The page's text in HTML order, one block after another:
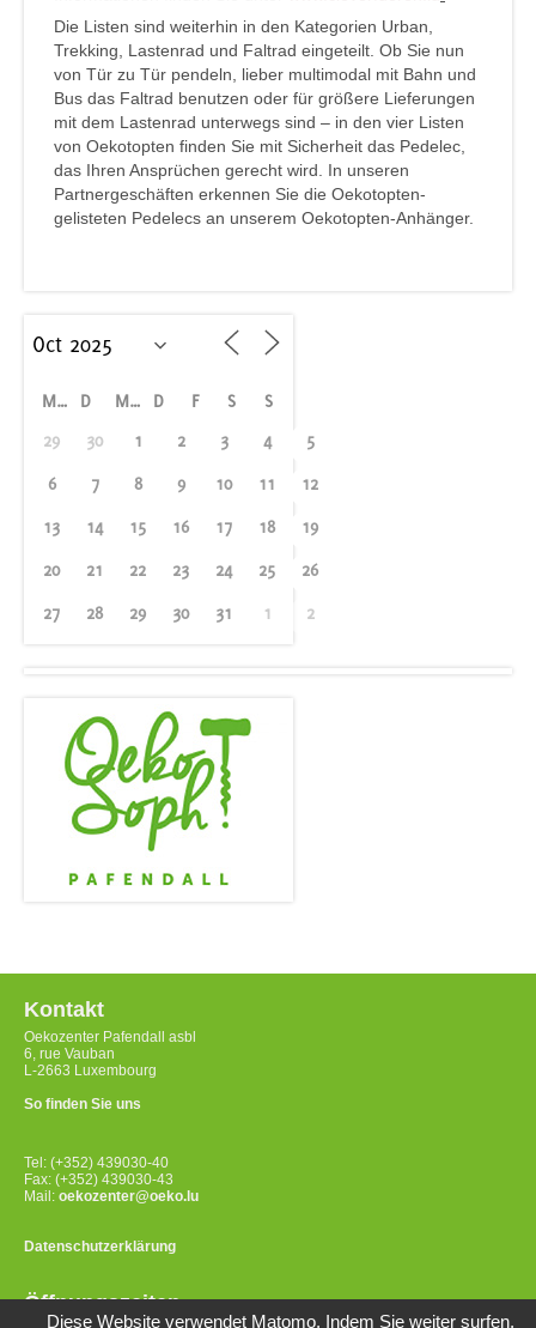
Die Listen sind weiterhin in den Kategorien Urban,
Trekking, Lastenrad und Faltrad eingeteilt. Ob Sie nun
von Tür zu Tür pendeln, lieber multimodal mit Bahn und
Bus das Faltrad benutzen oder für größere Lieferungen
mit dem Lastenrad unterwegs sind – in den vier Listen
von Oekotopten finden Sie mit Sicherheit das Pedelec,
das Ihren Ansprüchen gerecht wird. In unseren
Partnergeschäften erkennen Sie die Oekotopten-
gelisteten Pedelecs an unserem Oekotopten-Anhänger.
M D M D F S
S
29
30 1 2 3 4 5
6 7 8 9 10 11 12
13 14 15 16 17 18 19
20 21 22 23 24 25 26
27 28 29 30 31 1 2
Kontakt
Oekozenter Pafendall asbl
6, rue Vauban
L-2663 Luxembourg
So finden Sie uns
Tel: (+352) 439030-40
Fax: (+352) 439030-43
Mail: oekozenter@oeko.lu
Datenschutzerklärung
Öffnungszeiten
Diese Website verwendet Matomo. Indem Sie weiter surfen,